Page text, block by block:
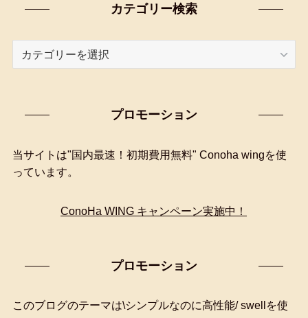
カテゴリー検索
索
プロモーション
当サイトは"国内最速！初期費用無料" Conoha wingを使
っています。
ConoHa WING キャンペーン実施中！
プロモーション
このブログのテーマは\シンプルなのに高性能/ swellを使